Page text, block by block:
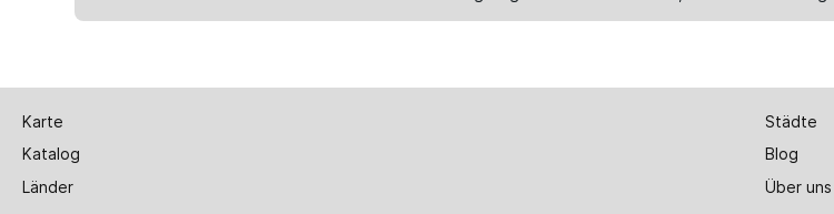
Karte
Städte
Katalog
Blog
Länder
Über uns